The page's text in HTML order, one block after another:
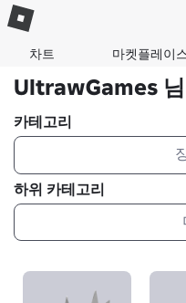
차트 마켓플레이
UltrawGames
카테고리
하위 카테고리